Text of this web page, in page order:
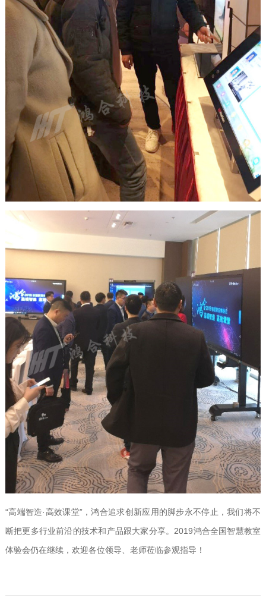
“高端智造·高效课堂”，鸿合追求创新应用的脚步永不停止，我们将不
断把更多行业前沿的技术和产品跟大家分享。2019鸿合全国智慧教室
体验会仍在继续，欢迎各位领导、老师莅临参观指导！